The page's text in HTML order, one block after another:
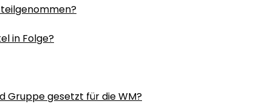
in Folge?
Gruppe gesetzt für die WM?